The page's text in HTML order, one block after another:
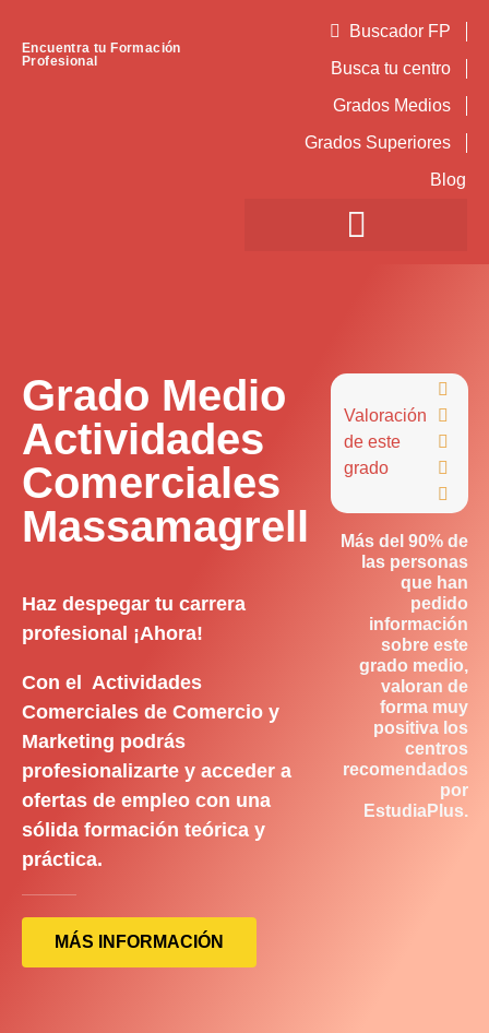
Encuentra tu Formación
Profesional
Buscador FP
Busca tu centro
Grados Medios
Grados Superiores
Blog
Grado Medio
Actividades
Comerciales
Massamagrell
Haz despegar tu carrera
profesional ¡Ahora!
Con el Actividades
Comerciales de Comercio y
Marketing podrás
profesionalizarte y acceder a
ofertas de empleo con una
sólida formación teórica y
práctica.
MÁS INFORMACIÓN
Valoración
de este
grado





Más del 90% de
las personas
que han
pedido
información
sobre este
grado medio,
valoran de
forma muy
positiva los
centros
recomendados
por
EstudiaPlus.